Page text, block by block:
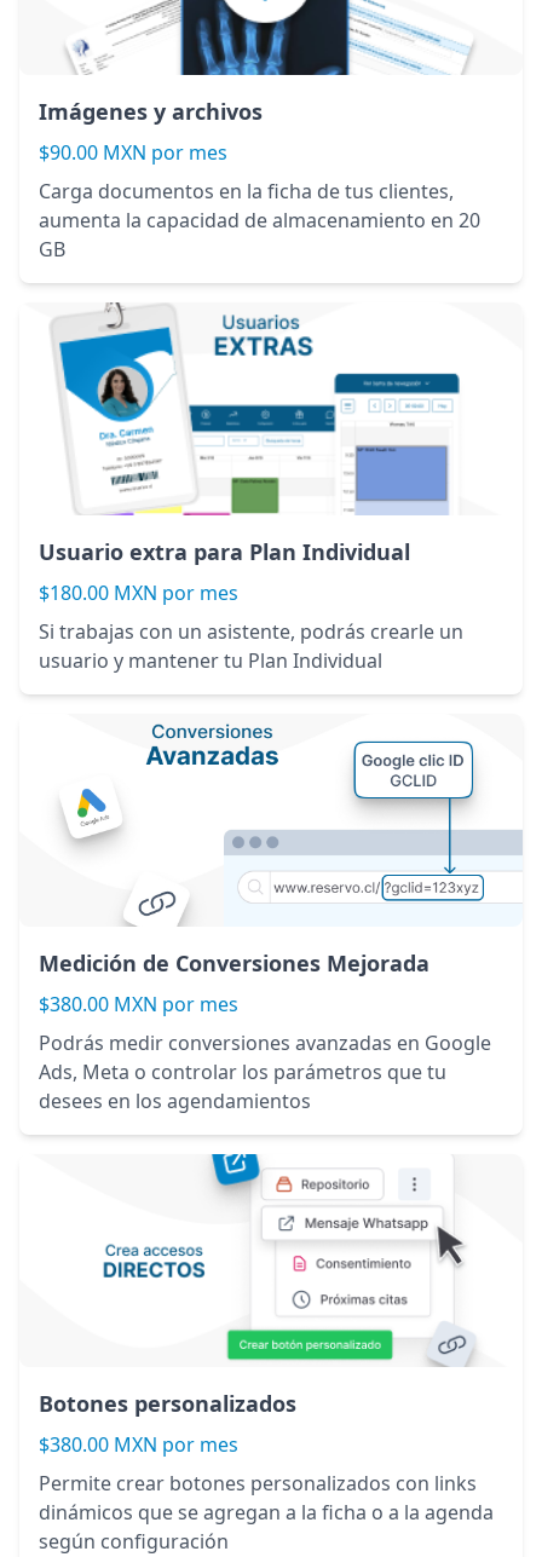
Imágenes y archivos
$90.00 MXN por mes
Carga documentos en la ficha de tus clientes,
aumenta la capacidad de almacenamiento en 20
GB
Usuario extra para Plan Individual
$180.00 MXN por mes
Si trabajas con un asistente, podrás crearle un
usuario y mantener tu Plan Individual
Medición de Conversiones Mejorada
$380.00 MXN por mes
Podrás medir conversiones avanzadas en Google
Ads, Meta o controlar los parámetros que tu
desees en los agendamientos
Botones personalizados
$380.00 MXN por mes
Permite crear botones personalizados con links
dinámicos que se agregan a la ficha o a la agenda
según configuración